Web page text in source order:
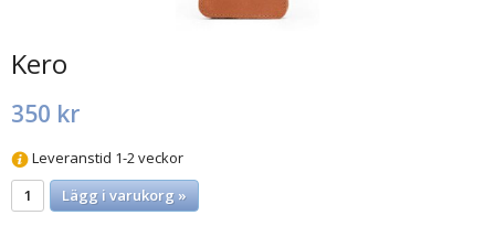
Kero
350 kr
Leveranstid 1-2 veckor
Lägg i varukorg »